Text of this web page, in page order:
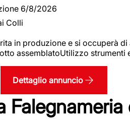
6/8/2026
Colli
in produzione e si occuperà
assemblatoUtilizzo strumenti
Dettaglio annuncio